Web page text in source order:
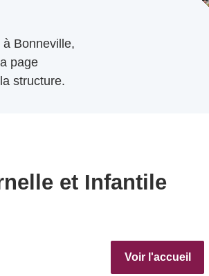
Bonneville,
page
structure.
et Infantile
Voir l'accueil